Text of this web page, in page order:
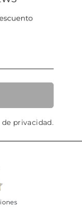
privacidad.